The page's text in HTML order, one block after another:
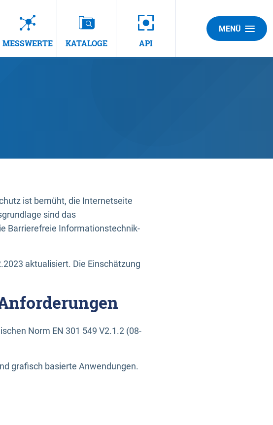
MESSWERTE KATALOGE API
MENÜ
ist bemüht, die Internetseite
sind das
Barrierefreie Informationstechnik-
aktualisiert. Die Einschätzung
Norm EN 301 549 V2.1.2 (08-
grafisch basierte Anwendungen.